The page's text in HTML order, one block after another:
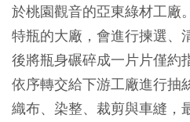
於桃園觀音的亞東綠材工
特瓶的大廠，會進行揀選、
後將瓶身碾碎成一片片僅約
依序轉交給下游工廠進行抽
織布、染整、裁剪與車縫，